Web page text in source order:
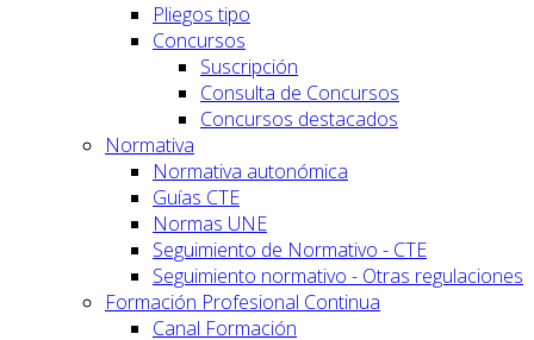
Pliegos tipo
Concursos
Suscripción
Consulta de Concursos
Concursos destacados
Normativa
Normativa autonómica
Guías CTE
Normas UNE
Seguimiento de Normativo - CTE
Seguimiento normativo - Otras regulaciones
Formación Profesional Continua
Canal Formación